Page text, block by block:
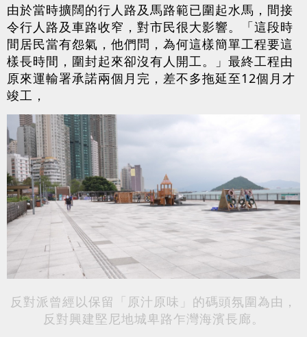
由於當時擴闊的行人路及馬路範已圍起水馬，間接
令行人路及車路收窄，對市民很大影響。「這段時
間居民當有怨氣，他們問，為何這樣簡單工程要這
樣長時間，圍封起來卻沒有人開工。」最終工程由
原來運輸署承諾兩個月完，差不多拖延至12個月才
竣工，
反對派曾經以保留「原汁原味」的碼頭氛圍為由，
反對興建堅尼地城卑路乍灣海濱長廊。